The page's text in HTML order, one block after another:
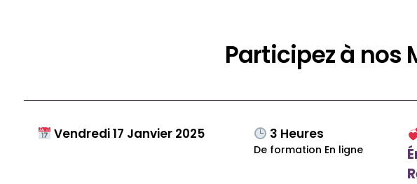
Participez à nos
Vendredi 17 Janvier 2025 3 Heures
De formation En ligne